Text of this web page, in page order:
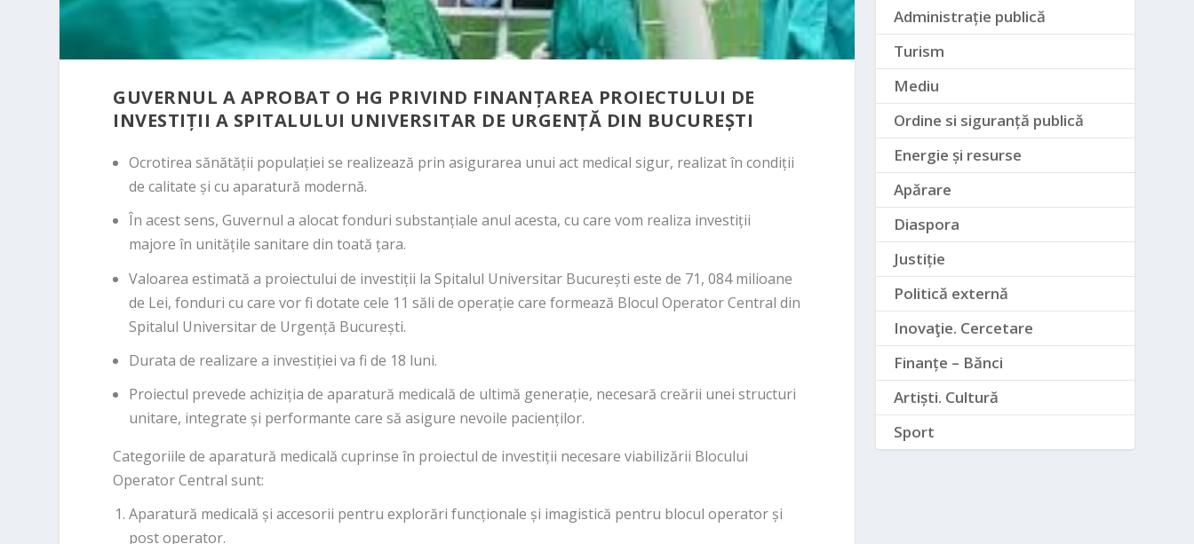
GUVERNUL A APROBAT O HG PRIVIND FINANȚAREA PROIECTULUI DE
INVESTIȚII A SPITALULUI UNIVERSITAR DE URGENȚĂ DIN BUCUREȘTI
Ocrotirea sănătății populației se realizează prin asigurarea unui act medical sigur, realizat în condiții
de calitate și cu aparatură modernă.
În acest sens, Guvernul a alocat fonduri substanțiale anul acesta, cu care vom realiza investiții
majore în unitățile sanitare din toată țara.
Valoarea estimată a proiectului de investiții la Spitalul Universitar București este de 71, 084 milioane
de Lei, fonduri cu care vor fi dotate cele 11 săli de operație care formează Blocul Operator Central din
Spitalul Universitar de Urgență București.
Durata de realizare a investiției va fi de 18 luni.
Proiectul prevede achiziția de aparatură medicală de ultimă generație, necesară creării unei structuri
unitare, integrate și performante care să asigure nevoile pacienților.
Categoriile de aparatură medicală cuprinse în proiectul de investiții necesare viabilizării Blocului
Operator Central sunt:
Aparatură medicală și accesorii pentru explorări funcționale și imagistică pentru blocul operator și
post operator.
Administrație publică
Turism
Mediu
Ordine si siguranță publică
Energie și resurse
Apărare
Diaspora
Justiție
Politică externă
Inovaţie. Cercetare
Finanțe – Bănci
Artiști. Cultură
Sport